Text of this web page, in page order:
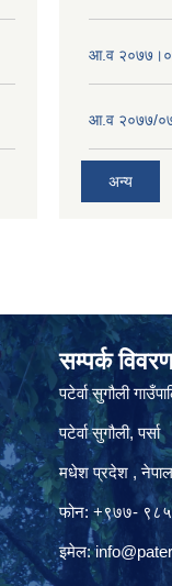
आ.व
आ.व २०७७/
अन्य
सम्पर्क विवरण
पटेर्वा सुगौली
पटेर्वा सुगौली, पर्सा
मधेश प्रदेश , नेपाल
फोन: +९७७-
इमेल: